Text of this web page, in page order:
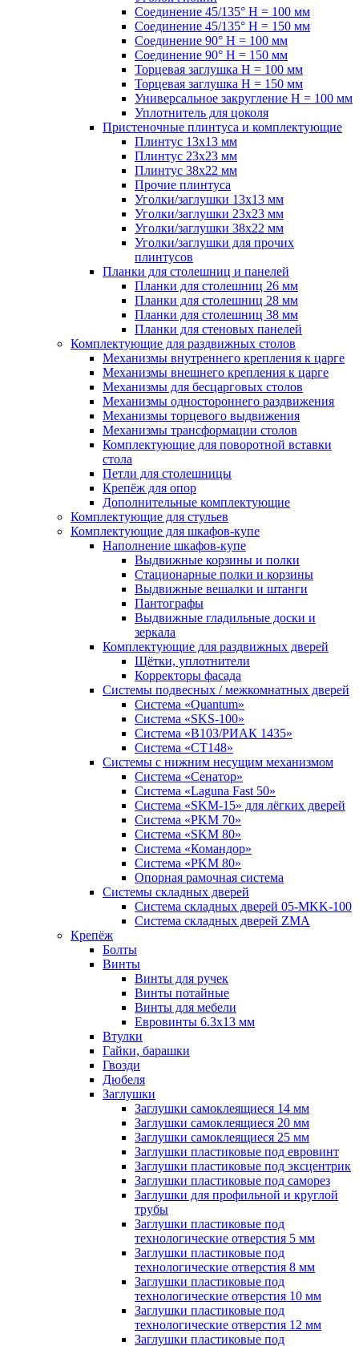
Соединение 45/135° H = 100 мм
Соединение 45/135° H = 150 мм
Соединение 90° H = 100 мм
Соединение 90° H = 150 мм
Торцевая заглушка H = 100 мм
Торцевая заглушка H = 150 мм
Универсальное закругление H = 100 мм
Уплотнитель для цоколя
Пристеночные плинтуса и комплектующие
Плинтус 13х13 мм
Плинтус 23х23 мм
Плинтус 38х22 мм
Прочие плинтуса
Уголки/заглушки 13х13 мм
Уголки/заглушки 23х23 мм
Уголки/заглушки 38х22 мм
Уголки/заглушки для прочих
плинтусов
Планки для столешниц и панелей
Планки для столешниц 26 мм
Планки для столешниц 28 мм
Планки для столешниц 38 мм
Планки для стеновых панелей
Комплектующие для раздвижных столов
Механизмы внутреннего крепления к царге
Механизмы внешнего крепления к царге
Механизмы для бесцарговых столов
Механизмы одностороннего раздвижения
Механизмы торцевого выдвижения
Механизмы трансформации столов
Комплектующие для поворотной вставки
стола
Петли для столешницы
Крепёж для опор
Дополнительные комплектующие
Комплектующие для стульев
Комплектующие для шкафов-купе
Наполнение шкафов-купе
Выдвижные корзины и полки
Стационарные полки и корзины
Выдвижные вешалки и штанги
Пантографы
Выдвижные гладильные доски и
зеркала
Комплектующие для раздвижных дверей
Щётки, уплотнители
Корректоры фасада
Системы подвесных / межкомнатных дверей
Система «Quantum»
Система «SKS-100»
Система «B103/РИАК 1435»
Система «СТ148»
Системы с нижним несущим механизмом
Система «Сенатор»
Система «Laguna Fast 50»
Система «SKM-15» для лёгких дверей
Система «PKM 70»
Система «SKM 80»
Система «Командор»
Система «PKM 80»
Опорная рамочная система
Системы складных дверей
Система складных дверей 05-MKK-100
Система складных дверей ZMA
Крепёж
Болты
Винты
Винты для ручек
Винты потайные
Винты для мебели
Евровинты 6.3х13 мм
Втулки
Гайки, барашки
Гвозди
Дюбеля
Заглушки
Заглушки самоклеящиеся 14 мм
Заглушки самоклеящиеся 20 мм
Заглушки самоклеящиеся 25 мм
Заглушки пластиковые под евровинт
Заглушки пластиковые под эксцентрик
Заглушки пластиковые под саморез
Заглушки для профильной и круглой
трубы
Заглушки пластиковые под
технологические отверстия 5 мм
Заглушки пластиковые под
технологические отверстия 8 мм
Заглушки пластиковые под
технологические отверстия 10 мм
Заглушки пластиковые под
технологические отверстия 12 мм
Заглушки пластиковые под